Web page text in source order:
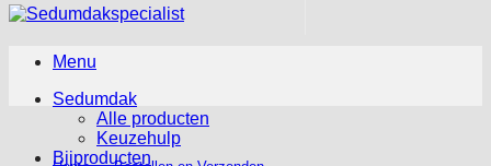
Menu
Sedumdak
Alle producten
Keuzehulp
Bijproducten